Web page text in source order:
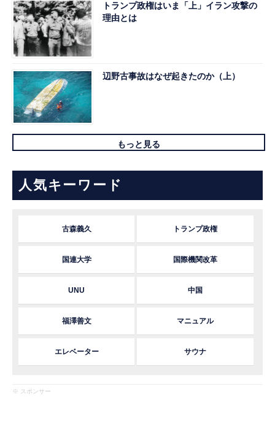
トランプ政権はいま「上」イラン攻撃の
理由とは
辺野古事故はなぜ起きたのか（上）
もっと見る
人気キーワード
古森義久 トランプ政権
国連大学 国際機関改革
UNU 中国
福澤善文 マニュアル
エレベーター サウナ
※ スポンサー